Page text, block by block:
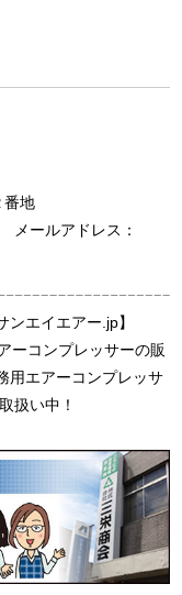
番地
ールアドレス：
ンエイエアー.jp】
ーコンプレッサーの販
用エアーコンプレッサ
扱い中！